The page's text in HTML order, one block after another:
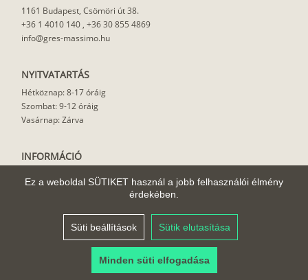
Ez a weboldal SÜTIKET használ a jobb felhasználói élmény
érdekében.
Süti beállítások Sütik elutasítása
Minden süti elfogadása
1161 Budapest, Csömöri út 38.
+36 1 4010 140 , +36 30 855 4869
info@gres-massimo.hu
NYITVATARTÁS
Hétköznap: 8-17 óráig
Szombat: 9-12 óráig
Vasárnap: Zárva
INFORMÁCIÓ
Felhasználási javaslat